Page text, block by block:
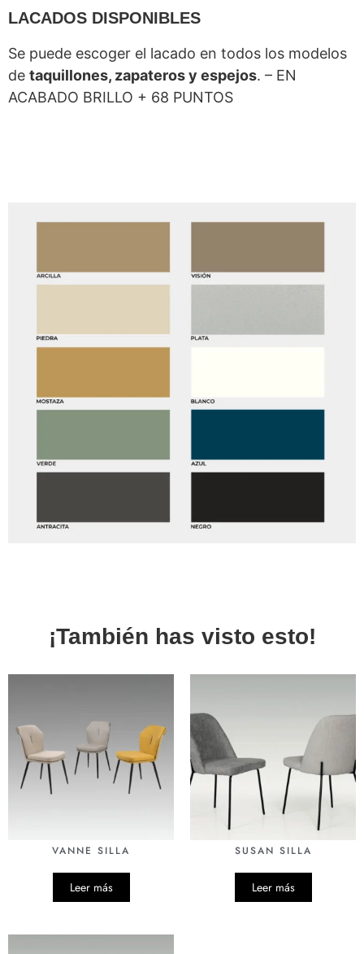
LACADOS DISPONIBLES
Se puede escoger el lacado en todos los modelos
de taquillones, zapateros y espejos. – EN
ACABADO BRILLO + 68 PUNTOS
¡También has visto esto!
VANNE SILLA
Leer más
SUSAN SILLA
Leer más